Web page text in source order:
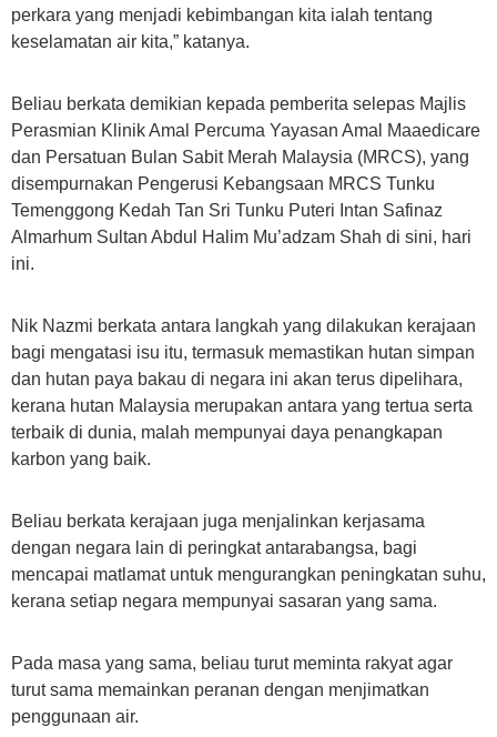
perkara yang menjadi kebimbangan kita ialah tentang
keselamatan air kita,” katanya.
Beliau berkata demikian kepada pemberita selepas Majlis
Perasmian Klinik Amal Percuma Yayasan Amal Maaedicare
dan Persatuan Bulan Sabit Merah Malaysia (MRCS), yang
disempurnakan Pengerusi Kebangsaan MRCS Tunku
Temenggong Kedah Tan Sri Tunku Puteri Intan Safinaz
Almarhum Sultan Abdul Halim Mu’adzam Shah di sini, hari
ini.
Nik Nazmi berkata antara langkah yang dilakukan kerajaan
bagi mengatasi isu itu, termasuk memastikan hutan simpan
dan hutan paya bakau di negara ini akan terus dipelihara,
kerana hutan Malaysia merupakan antara yang tertua serta
terbaik di dunia, malah mempunyai daya penangkapan
karbon yang baik.
Beliau berkata kerajaan juga menjalinkan kerjasama
dengan negara lain di peringkat antarabangsa, bagi
mencapai matlamat untuk mengurangkan peningkatan suhu,
kerana setiap negara mempunyai sasaran yang sama.
Pada masa yang sama, beliau turut meminta rakyat agar
turut sama memainkan peranan dengan menjimatkan
penggunaan air.